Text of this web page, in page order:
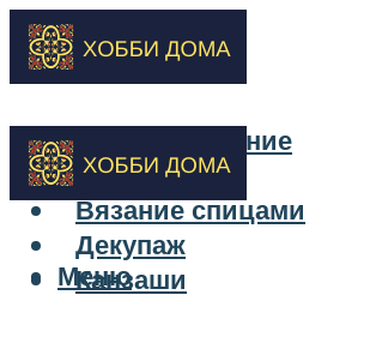
Бисероплетение
Вышивка
Вязание спицами
Декупаж
Канзаши
Меню